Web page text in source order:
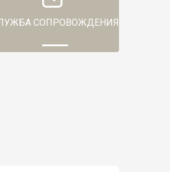
СОПРОВОЖДЕНИЯ